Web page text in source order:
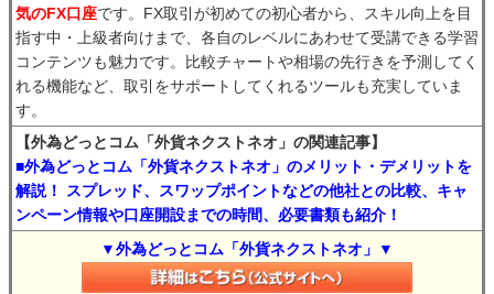
気のFX口座です。FX取引が初めての初心者から、スキル向上を目
指す中・上級者向けまで、各自のレベルにあわせて受講できる学習
コンテンツも魅力です。比較チャートや相場の先行きを予測してく
れる機能など、取引をサポートしてくれるツールも充実していま
す。
【外為どっとコム「外貨ネクストネオ」の関連記事】
■外為どっとコム「外貨ネクストネオ」のメリット・デメリットを
解説！ スプレッド、スワップポイントなどの他社との比較、キャ
ンペーン情報や口座開設までの時間、必要書類も紹介！
▼外為どっとコム「外貨ネクストネオ」▼